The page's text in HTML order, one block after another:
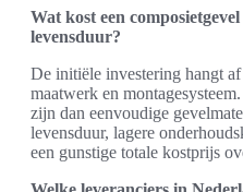
Wat kost een
levensduur?
De initiële investering hangt
maatwerk en
zijn dan eenvoudige
levensduur, lagere
een gunstige totale kostprijs